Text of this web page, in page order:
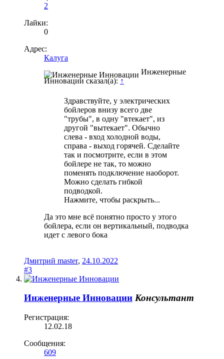
2
Лайки:
0
Адрес:
Калуга
Инженерные
Инновации сказал(а): ↑
Здравствуйте, у электрических
бойлеров внизу всего две
"трубы", в одну "втекает", из
другой "вытекает". Обычно
слева - вход холодной воды,
справа - выход горячей. Сделайте
так и посмотрите, если в этом
бойлере не так, то можно
поменять подключение наоборот.
Можно сделать гибкой
подводкой.
Нажмите, чтобы раскрыть...
Да это мне всё понятно просто у этого
бойлера, если он вертикальный, подводка
идет с левого бока
Дмитрий master, 24.10.2022
#3
Инженерные Инновации Консультант
Регистрация:
12.02.18
Сообщения:
609